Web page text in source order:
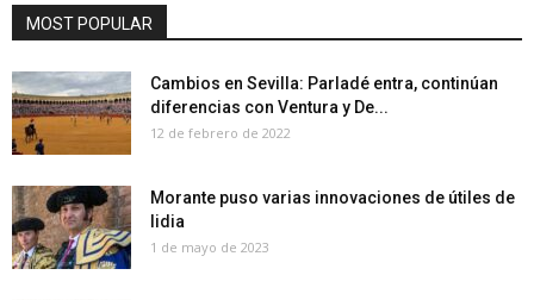
MOST POPULAR
Cambios en Sevilla: Parladé entra, continúan
diferencias con Ventura y De...
12 de febrero de 2022
Morante puso varias innovaciones de útiles de
lidia
1 de mayo de 2023